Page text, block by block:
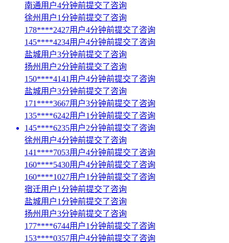
南通用户4分钟前提交了咨询
徐州用户1分钟前提交了咨询
178****2427用户4分钟前提交了咨询
145****4234用户4分钟前提交了咨询
盐城用户3分钟前提交了咨询
扬州用户2分钟前提交了咨询
150****4141用户4分钟前提交了咨询
盐城用户3分钟前提交了咨询
171****3667用户3分钟前提交了咨询
135****6242用户1分钟前提交了咨询
145****6235用户2分钟前提交了咨询
徐州用户4分钟前提交了咨询
141****7053用户4分钟前提交了咨询
160****5430用户4分钟前提交了咨询
160****1027用户1分钟前提交了咨询
宿迁用户1分钟前提交了咨询
盐城用户1分钟前提交了咨询
扬州用户3分钟前提交了咨询
177****6744用户1分钟前提交了咨询
153****0357用户4分钟前提交了咨询